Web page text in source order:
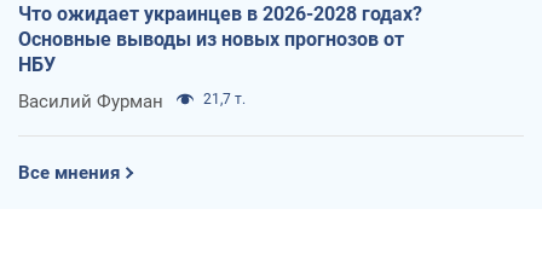
Что ожидает украинцев в 2026-2028 годах?
Основные выводы из новых прогнозов от
НБУ
Василий Фурман 21,7 т.
Все мнения